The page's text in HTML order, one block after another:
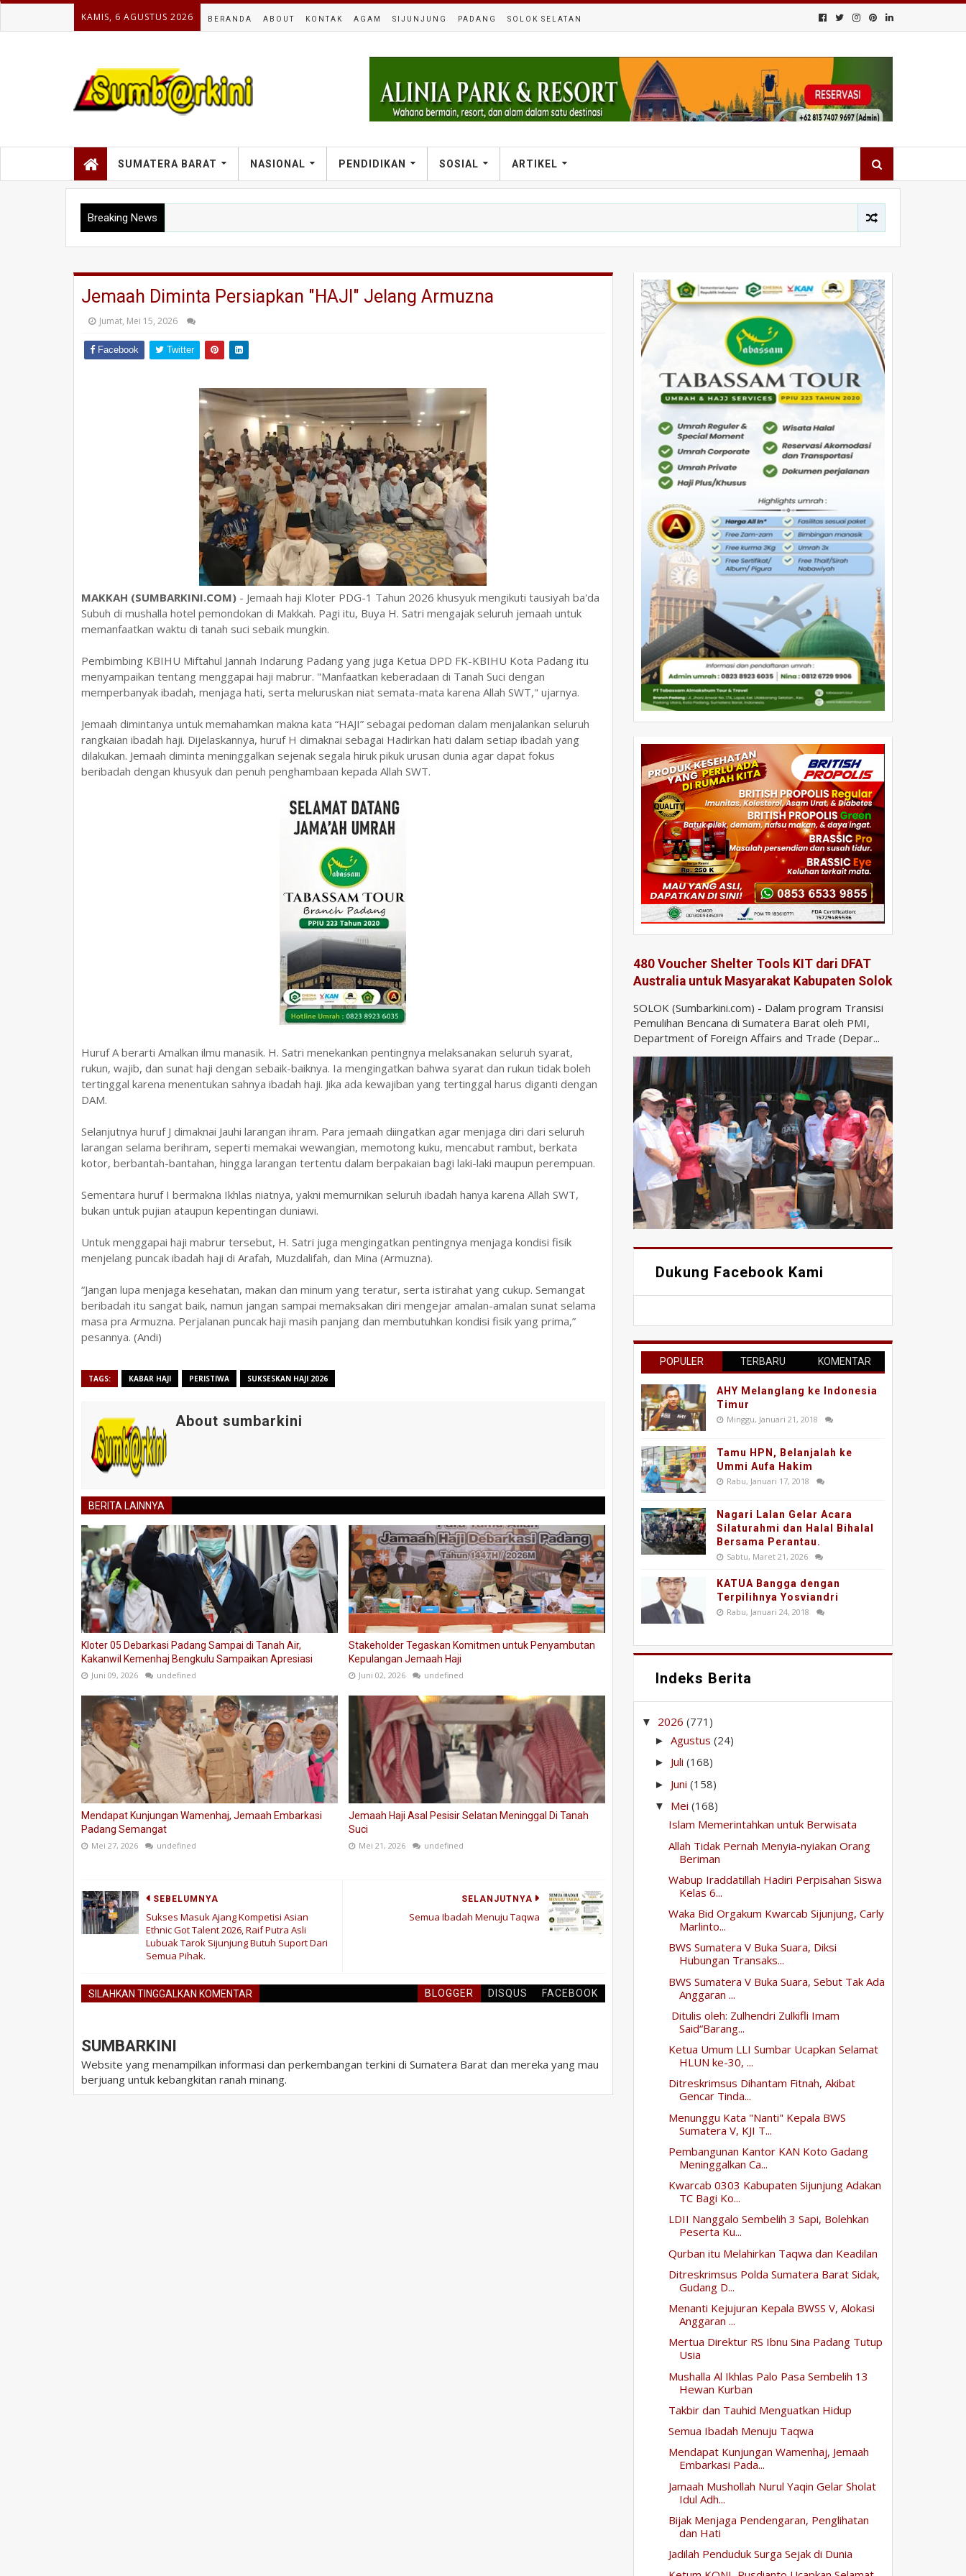
KAMIS, 6 AGUSTUS 2026 BERANDA ABOUT KONTAK AGAM SIJUNJUNG PADANG SOLOK SELATAN
SUMATERA BARAT NASIONAL PENDIDIKAN SOSIAL ARTIKEL
Breaking News
Jemaah Diminta Persiapkan "HAJI" Jelang Armuzna
Jumat, Mei 15, 2026
Facebook Twitter
MAKKAH (SUMBARKINI.COM) - Jemaah haji Kloter PDG-1 Tahun 2026 khusyuk mengikuti tausiyah ba'da
Subuh di mushalla hotel pemondokan di Makkah. Pagi itu, Buya H. Satri mengajak seluruh jemaah untuk
memanfaatkan waktu di tanah suci sebaik mungkin.
Pembimbing KBIHU Miftahul Jannah Indarung Padang yang juga Ketua DPD FK-KBIHU Kota Padang itu
menyampaikan tentang menggapai haji mabrur. "Manfaatkan keberadaan di Tanah Suci dengan
memperbanyak ibadah, menjaga hati, serta meluruskan niat semata-mata karena Allah SWT," ujarnya.
Jemaah dimintanya untuk memahamkan makna kata “HAJI” sebagai pedoman dalam menjalankan seluruh
rangkaian ibadah haji. Dijelaskannya, huruf H dimaknai sebagai Hadirkan hati dalam setiap ibadah yang
dilakukan. Jemaah diminta meninggalkan sejenak segala hiruk pikuk urusan dunia agar dapat fokus
beribadah dengan khusyuk dan penuh penghambaan kepada Allah SWT.
Huruf A berarti Amalkan ilmu manasik. H. Satri menekankan pentingnya melaksanakan seluruh syarat,
rukun, wajib, dan sunat haji dengan sebaik-baiknya. Ia mengingatkan bahwa syarat dan rukun tidak boleh
tertinggal karena menentukan sahnya ibadah haji. Jika ada kewajiban yang tertinggal harus diganti dengan
DAM.
Selanjutnya huruf J dimaknai Jauhi larangan ihram. Para jemaah diingatkan agar menjaga diri dari seluruh
larangan selama berihram, seperti memakai wewangian, memotong kuku, mencabut rambut, berkata
kotor, berbantah-bantahan, hingga larangan tertentu dalam berpakaian bagi laki-laki maupun perempuan.
Sementara huruf I bermakna Ikhlas niatnya, yakni memurnikan seluruh ibadah hanya karena Allah SWT,
bukan untuk pujian ataupun kepentingan duniawi.
Untuk menggapai haji mabrur tersebut, H. Satri juga mengingatkan pentingnya menjaga kondisi fisik
menjelang puncak ibadah haji di Arafah, Muzdalifah, dan Mina (Armuzna).
“Jangan lupa menjaga kesehatan, makan dan minum yang teratur, serta istirahat yang cukup. Semangat
beribadah itu sangat baik, namun jangan sampai memaksakan diri mengejar amalan-amalan sunat selama
masa pra Armuzna. Perjalanan puncak haji masih panjang dan membutuhkan kondisi fisik yang prima,”
pesannya. (Andi)
TAGS: KABAR HAJI PERISTIWA SUKSESKAN HAJI 2026
About sumbarkini
BERITA LAINNYA
Kloter 05 Debarkasi Padang Sampai di Tanah Air,
Kakanwil Kemenhaj Bengkulu Sampaikan Apresiasi
Juni 09, 2026 undefined
Stakeholder Tegaskan Komitmen untuk Penyambutan
Kepulangan Jemaah Haji
Juni 02, 2026 undefined
Mendapat Kunjungan Wamenhaj, Jemaah Embarkasi
Padang Semangat
Mei 27, 2026 undefined
Jemaah Haji Asal Pesisir Selatan Meninggal Di Tanah
Suci
Mei 21, 2026 undefined
SELANJUTNYA
Semua Ibadah Menuju Taqwa
SEBELUMNYA
Sukses Masuk Ajang Kompetisi Asian
Ethnic Got Talent 2026, Raif Putra Asli
Lubuak Tarok Sijunjung Butuh Suport Dari
Semua Pihak.
SILAHKAN TINGGALKAN KOMENTAR BLOGGER DISQUS FACEBOOK
SUMBARKINI
Website yang menampilkan informasi dan perkembangan terkini di Sumatera Barat dan mereka yang mau
berjuang untuk kebangkitan ranah minang.
480 Voucher Shelter Tools KIT dari DFAT
Australia untuk Masyarakat Kabupaten Solok
SOLOK (Sumbarkini.com) - Dalam program Transisi
Pemulihan Bencana di Sumatera Barat oleh PMI,
Department of Foreign Affairs and Trade (Depar...
Dukung Facebook Kami
POPULER TERBARU KOMENTAR
AHY Melanglang ke Indonesia
Timur
Minggu, Januari 21, 2018
Tamu HPN, Belanjalah ke
Ummi Aufa Hakim
Rabu, Januari 17, 2018
Nagari Lalan Gelar Acara
Silaturahmi dan Halal Bihalal
Bersama Perantau.
Sabtu, Maret 21, 2026
KATUA Bangga dengan
Terpilihnya Yosviandri
Rabu, Januari 24, 2018
Indeks Berita
▼ 2026(771)
►Agustus(24)
► Juli(168)
► Juni(158)
▼ Mei(168)
Islam Memerintahkan untuk Berwisata
Allah Tidak Pernah Menyia-nyiakan Orang
Beriman
Wabup Iraddatillah Hadiri Perpisahan Siswa
Kelas 6...
Waka Bid Orgakum Kwarcab Sijunjung, Carly
Marlinto...
BWS Sumatera V Buka Suara, Diksi
Hubungan Transaks...
BWS Sumatera V Buka Suara, Sebut Tak Ada
Anggaran ...
Ditulis oleh: Zulhendri Zulkifli Imam
Said“Barang...
Ketua Umum LLI Sumbar Ucapkan Selamat
HLUN ke-30, ...
Ditreskrimsus Dihantam Fitnah, Akibat
Gencar Tinda...
Menunggu Kata "Nanti" Kepala BWS
Sumatera V, KJI T...
Pembangunan Kantor KAN Koto Gadang
Meninggalkan Ca...
Kwarcab 0303 Kabupaten Sijunjung Adakan
TC Bagi Ko...
LDII Nanggalo Sembelih 3 Sapi, Bolehkan
Peserta Ku...
Qurban itu Melahirkan Taqwa dan Keadilan
Ditreskrimsus Polda Sumatera Barat Sidak,
Gudang D...
Menanti Kejujuran Kepala BWSS V, Alokasi
Anggaran ...
Mertua Direktur RS Ibnu Sina Padang Tutup
Usia
Mushalla Al Ikhlas Palo Pasa Sembelih 13
Hewan Kurban
Takbir dan Tauhid Menguatkan Hidup
Semua Ibadah Menuju Taqwa
Mendapat Kunjungan Wamenhaj, Jemaah
Embarkasi Pada...
Jamaah Mushollah Nurul Yaqin Gelar Sholat
Idul Adh...
Bijak Menjaga Pendengaran, Penglihatan
dan Hati
Jadilah Penduduk Surga Sejak di Dunia